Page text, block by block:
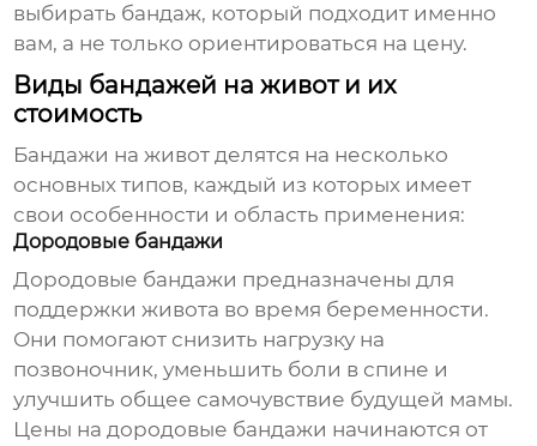
выбирать бандаж, который подходит именно
вам, а не только ориентироваться на цену.
Виды бандажей на живот и их
стоимость
Бандажи на живот делятся на несколько
основных типов, каждый из которых имеет
свои особенности и область применения:
Дородовые бандажи
Дородовые бандажи предназначены для
поддержки живота во время беременности.
Они помогают снизить нагрузку на
позвоночник, уменьшить боли в спине и
улучшить общее самочувствие будущей мамы.
Цены на дородовые бандажи начинаются от